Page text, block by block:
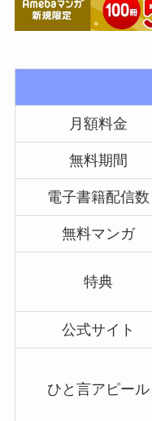
月額料金
無料期間
電子書籍配信数
無料マンガ
特典
公式サイト
ひと言アピール